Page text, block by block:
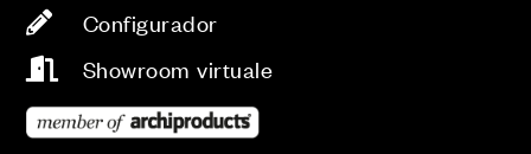
Configurador
Showroom virtuale